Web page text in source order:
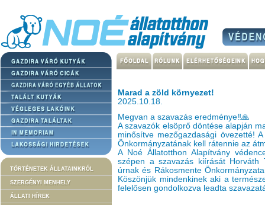
TÖRTÉNETEK ÁLLATAINKRÓL
SZERGÉNYI MENHELY
ÁLLATI HÍREK
Marad a zöld környezet!
2025.10.18.
Megvan a szavazás eredménye‼️🙏
A szavazók elsöprő döntése alapján
minősítve mezőgazdasági övezetté!
Önkormányzatának kell rátennie az
A Noé Állatotthon Alapítvány
szépen a szavazás kiírását Horváth
úrnak és Rákosmente
Köszönjük mindenkinek aki a
felelősen gondolkozva leadta